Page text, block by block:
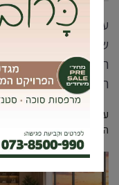
עו"ד מורדי קלפה
שלטי הבחירות שלו
העירייה. קלפה:
הקמפיין המוצלח
עו"ד מורדי קלפה,
הגיש במוצ"ש האחרון